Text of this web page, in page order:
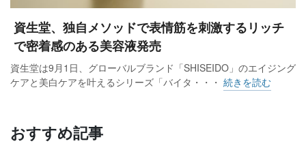
資生堂、独自メソッドで表情筋を刺激するリッチ
で密着感のある美容液発売
資生堂は9月1日、グローバルブランド「SHISEIDO」のエイジング
ケアと美白ケアを叶えるシリーズ「バイタ・・・ 続きを読む
おすすめ記事